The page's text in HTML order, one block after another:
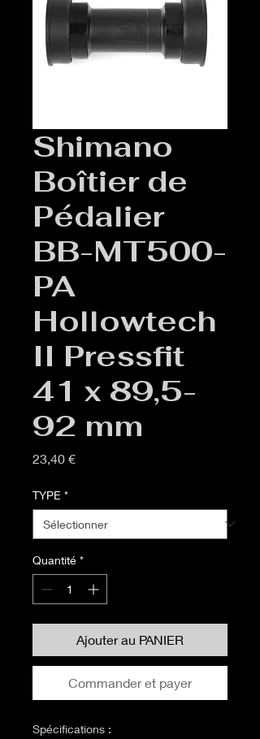
Shimano
Boîtier de
Pédalier
BB-MT500-
PA
Hollowtech
II Pressfit
41 x 89,5-
92 mm
23,40 €Prix
TYPE *
Quantité *
Ajouter au PANIER
Commander et payer
Spécifications :